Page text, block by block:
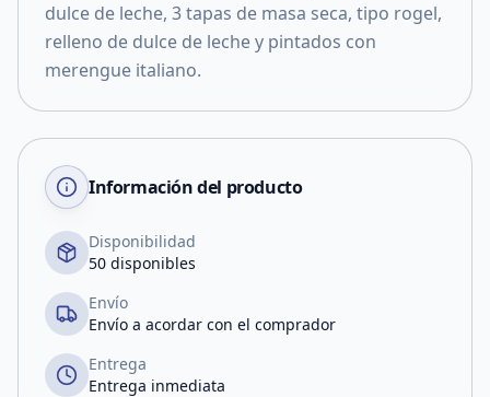
dulce de leche, 3 tapas de masa seca, tipo rogel,
relleno de dulce de leche y pintados con
merengue italiano.
Información del producto
Disponibilidad
50 disponibles
Envío
Envío a acordar con el comprador
Entrega
Entrega inmediata